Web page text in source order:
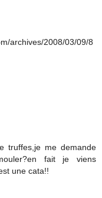
archives/2008/03/09/8
truffes,je me demande
fait je viens
une cata!!